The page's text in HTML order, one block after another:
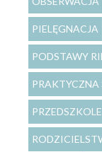
PIELĘGNACJA
PODSTAWY
PRZEDSZKOLE